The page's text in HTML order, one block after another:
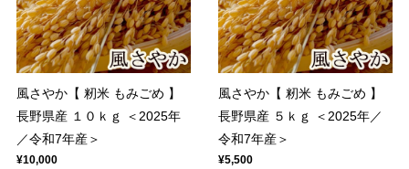
風さやか【 籾米 もみごめ 】
長野県産 １０ｋｇ ＜2025年
／令和7年産＞
¥10,000
風さやか【 籾米 もみごめ 】
長野県産 ５ｋｇ ＜2025年／
令和7年産＞
¥5,500